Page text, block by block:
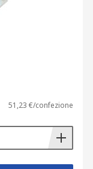
51,23 €/confezione